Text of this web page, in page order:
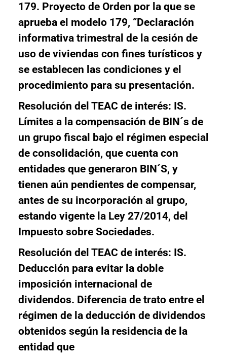
179. Proyecto de Orden por la que se
aprueba el modelo 179, “Declaración
informativa trimestral de la cesión de
uso de viviendas con fines turísticos y
se establecen las condiciones y el
procedimiento para su presentación.
Resolución del TEAC de interés: IS.
Límites a la compensación de BIN´s de
un grupo fiscal bajo el régimen especial
de consolidación, que cuenta con
entidades que generaron BIN´S, y
tienen aún pendientes de compensar,
antes de su incorporación al grupo,
estando vigente la Ley 27/2014, del
Impuesto sobre Sociedades.
Resolución del TEAC de interés: IS.
Deducción para evitar la doble
imposición internacional de
dividendos. Diferencia de trato entre el
régimen de la deducción de dividendos
obtenidos según la residencia de la
entidad que